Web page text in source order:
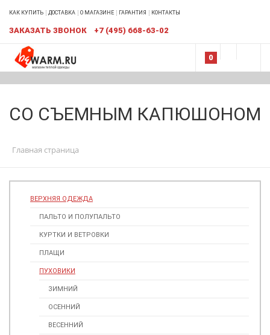
КАК КУПИТЬ ДОСТАВКА О МАГАЗИНЕ ГАРАНТИЯ КОНТАКТЫ
ЗАКАЗАТЬ ЗВОНОК +7 (495) 668-63-02
0
СО СЪЕМНЫМ КАПЮШОНОМ
Главная страница
ВЕРХНЯЯ ОДЕЖДА
ПАЛЬТО И ПОЛУПАЛЬТО
КУРТКИ И ВЕТРОВКИ
ПЛАЩИ
ПУХОВИКИ
ЗИМНИЙ
ОСЕННИЙ
ВЕСЕННИЙ